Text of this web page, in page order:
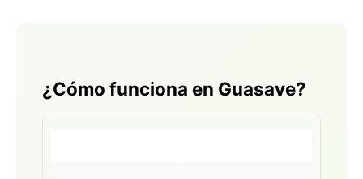
¿Cómo funciona en Guasave?